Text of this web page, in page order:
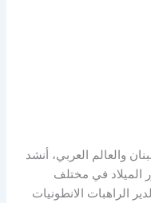
والعالم العربي، أنشد
الميلاد في مختلف
الراهبات الانطونيات